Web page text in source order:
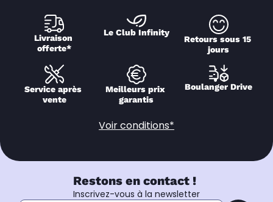
Livraison
offerte*
Le Club Infinity
Retours sous 15
jours
Service après
vente
Meilleurs prix
garantis
Boulanger Drive
Voir conditions*
Restons en contact !
Inscrivez-vous à la newsletter